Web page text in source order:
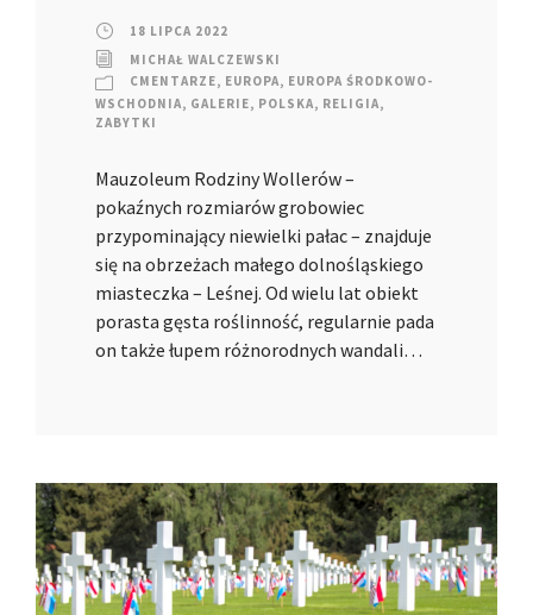
18 LIPCA 2022
MICHAŁ WALCZEWSKI
CMENTARZE, EUROPA, EUROPA ŚRODKOWO-
WSCHODNIA, GALERIE, POLSKA, RELIGIA,
ZABYTKI
Mauzoleum Rodziny Wollerów –
pokaźnych rozmiarów grobowiec
przypominający niewielki pałac – znajduje
się na obrzeżach małego dolnośląskiego
miasteczka – Leśnej. Od wielu lat obiekt
porasta gęsta roślinność, regularnie pada
on także łupem różnorodnych wandali…